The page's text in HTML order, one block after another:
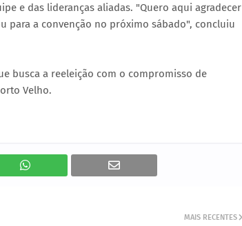
e das lideranças aliadas. "Quero aqui agradecer
para a convenção no próximo sábado", concluiu
busca a reeleição com o compromisso de
Velho.
MAIS RECENTES